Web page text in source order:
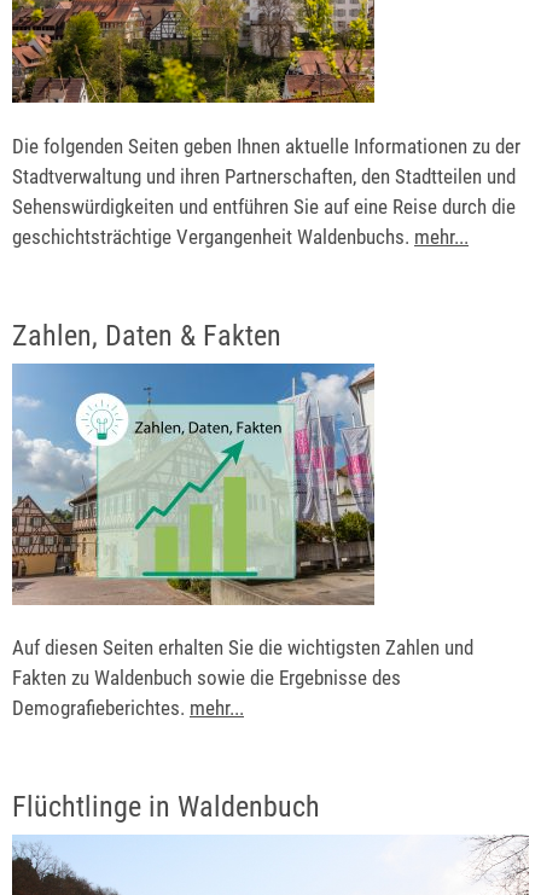
Die folgenden Seiten geben Ihnen aktuelle Informationen zu der
Stadtverwaltung und ihren Partnerschaften, den Stadtteilen und
Sehenswürdigkeiten und entführen Sie auf eine Reise durch die
geschichtsträchtige Vergangenheit Waldenbuchs. mehr...
Zahlen, Daten & Fakten
Auf diesen Seiten erhalten Sie die wichtigsten Zahlen und
Fakten zu Waldenbuch sowie die Ergebnisse des
Demografieberichtes. mehr...
Flüchtlinge in Waldenbuch